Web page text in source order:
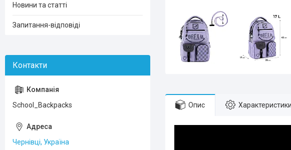
Опис Характеристики
Новини та статті
Запитання-відповіді
School_Backpacks
Чернівці, Україна